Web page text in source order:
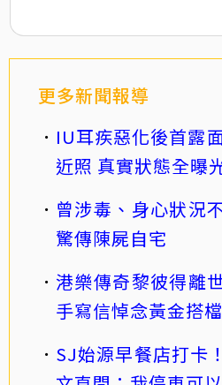
更多新聞報導
IU耳疾惡化後首露
近照 真實狀態全曝
曾涉毒、身心狀況
驚傳陳屍自宅
港樂傳奇黎彼得離
手寫信悼念黃金搭檔
SJ始源早餐店打卡